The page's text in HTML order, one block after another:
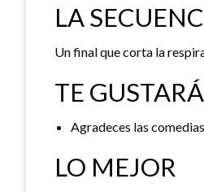
LA
Un final que corta la
TE
Agradeces las
LO MEJOR